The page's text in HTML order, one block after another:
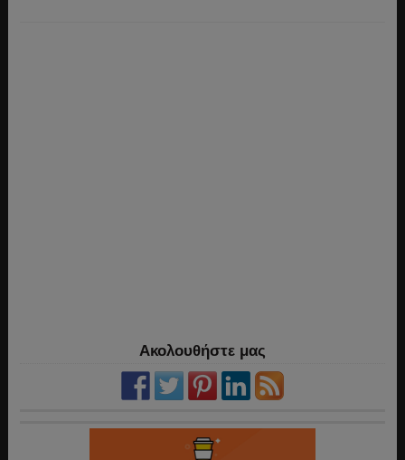
Ακολουθήστε μας